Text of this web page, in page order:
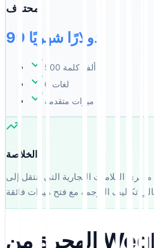
محترف
99 دولارًا شهريًا
500 ألف كلمة
6 لغات
ميزات متقدمة
الهجرة من Weglot إلى